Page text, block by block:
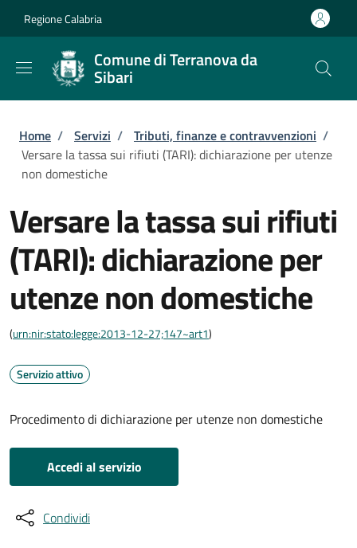
Regione Calabria
Comune di Terranova da
Sibari
Briciole di pane
Home / Servizi / Tributi, finanze e contravvenzioni /
Versare la tassa sui rifiuti (TARI): dichiarazione per utenze
non domestiche
Versare la tassa sui rifiuti
(TARI): dichiarazione per
utenze non domestiche
(urn:nir:stato:legge:2013-12-27;147~art1)
Servizio attivo
Procedimento di dichiarazione per utenze non domestiche
Accedi al servizio
Condividi